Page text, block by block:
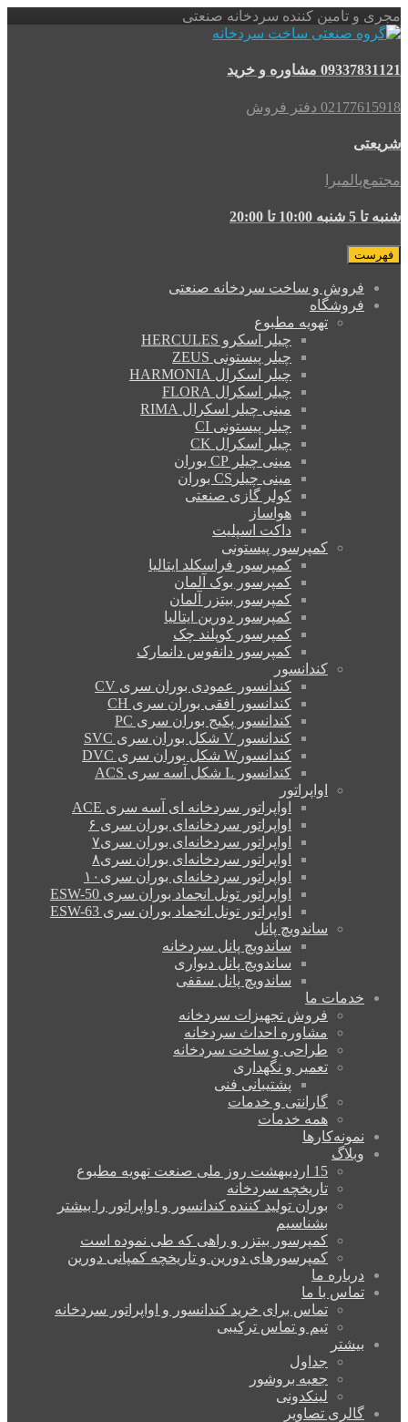
مجری و تامین کننده سردخانه صنعتی
09337831121 مشاوره و خرید
02177615918 دفتر فروش
شریعتی
مجتمع‌پالمیرا
شنبه تا 5 شنبه 10:00 تا 20:00
فهرست
فروش و ساخت سردخانه صنعتی
فروشگاه
تهویه مطبوع
چیلر اسکرو HERCULES
چیلر پیستونی ZEUS
چیلر اسکرال HARMONIA
چیلر اسکرال FLORA
مینی چیلر اسکرال RIMA
چیلر پیستونی CI
چیلر اسکرال CK
مینی چیلر CP بوران
مینی چیلرCS بوران
کولر گازی صنعتی
هواساز
داکت اسپلیت
کمپرسور پیستونی
کمپرسور فراسکلد ایتالیا
کمپرسور بوک آلمان
کمپرسور بیتزر آلمان
کمپرسور دورین ایتالیا
کمپرسور کوپلند چک
کمپرسور دانفوس دانمارک
کندانسور
کندانسور عمودی بوران سری CV
کندانسور افقی بوران سری CH
کندانسور پکیج بوران سری PC
کندانسور V شکل بوران سری SVC
کندانسورW شکل بوران سری DVC
کندانسور L شکل آسه سری ACS
اواپراتور
اواپراتور سردخانه ای آسه سری ACE
اواپراتور سردخانه‌ای بوران سری ۶
اواپراتور سردخانه‌ای بوران سری۷
اواپراتور سردخانه‌ای بوران سری۸
اواپراتور سردخانه‌ای بوران سری۱۰
اواپراتور تونل انجماد بوران سری ESW-50
اواپراتور تونل انجماد بوران سری ESW-63
ساندویچ پانل
ساندویچ پانل سردخانه
ساندویچ پانل دیواری
ساندویچ پانل سقفی
خدمات ما
فروش تجهیزات سردخانه
مشاوره احداث سردخانه
طراحی و ساخت سردخانه
تعمیر و نگهداری
پشتیبانی فنی
گارانتی و خدمات
همه خدمات
نمونه‌کارها
وبلاگ
15 اردیبهشت روز ملی صنعت تهویه مطبوع
تاریخچه سردخانه
بوران تولید کننده کندانسور و اواپراتور را بیشتر
بشناسیم
کمپرسور بیتزر و راهی که طی نموده است
کمپرسورهای دورین و تاریخچه کمپانی دورین
درباره ما
تماس با ما
تماس برای خرید کندانسور و اواپراتور سردخانه
تیم و تماس ترکیبی
بیشتر
جداول
جعبه بروشور
لینکدونی
گالری تصاویر